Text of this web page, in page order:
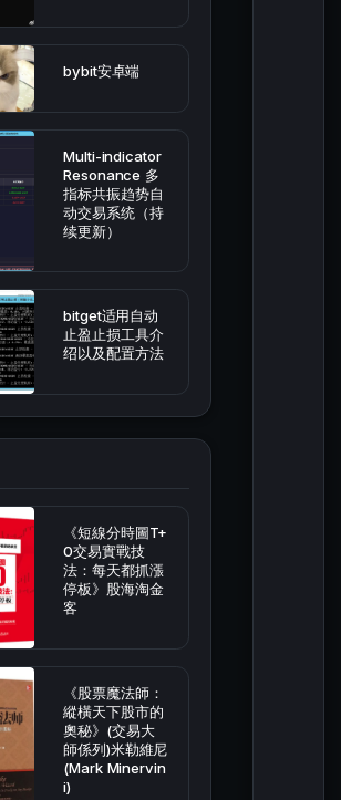
bybit安卓端
Multi-indicator
Resonance 多
指标共振趋势自
动交易系统（持
续更新）
bitget适用自动
止盈止损工具介
绍以及配置方法
《短線分時圖T+
0交易實戰技
法：每天都抓漲
停板》股海淘金
客
《股票魔法師：
縱橫天下股市的
奧秘》(交易大
師係列)米勒維尼
(Mark Minervin
i)